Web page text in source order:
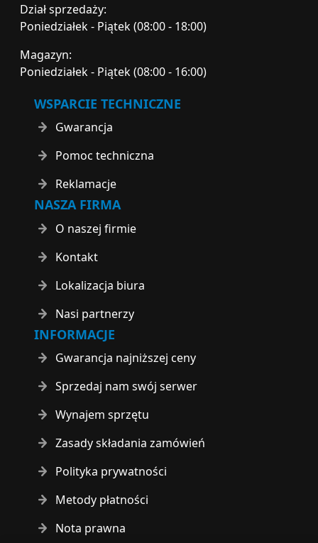
Dział sprzedaży:
Poniedziałek - Piątek (08:00 - 18:00)
Magazyn:
Poniedziałek - Piątek (08:00 - 16:00)
WSPARCIE TECHNICZNE
Gwarancja
Pomoc techniczna
Reklamacje
NASZA FIRMA
O naszej firmie
Kontakt
Lokalizacja biura
Nasi partnerzy
INFORMACJE
Gwarancja najniższej ceny
Sprzedaj nam swój serwer
Wynajem sprzętu
Zasady składania zamówień
Polityka prywatności
Metody płatności
Nota prawna